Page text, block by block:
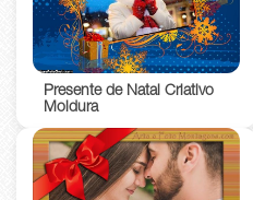
Presente de Natal Criativo
Moldura